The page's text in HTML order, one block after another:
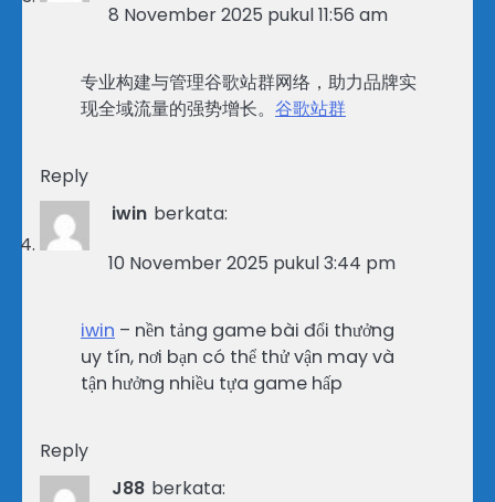
8 November 2025 pukul 11:56 am
专业构建与管理谷歌站群网络，助力品牌实
现全域流量的强势增长。 谷歌站群
Reply
iwin berkata:
10 November 2025 pukul 3:44 pm
iwin – nền tảng game bài đổi thưởng
uy tín, nơi bạn có thể thử vận may và
tận hưởng nhiều tựa game hấp
Reply
J88 berkata: